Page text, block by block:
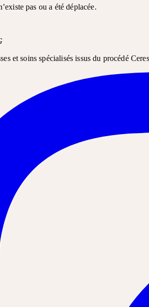
pas ou a été déplacée.
et soins spécialisés issus du procédé